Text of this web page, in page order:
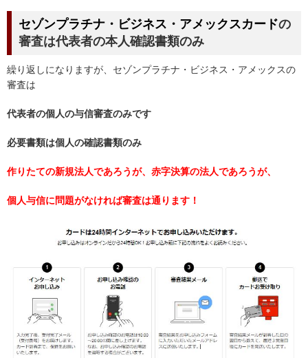
セゾンプラチナ・ビジネス・アメックスカードの
審査は代表者の本人確認書類のみ
繰り返しになりますが、セゾンプラチナ・ビジネス・アメックスの
審査は
代表者の個人の与信審査のみです
必要書類は個人の確認書類のみ
作りたての新規法人であろうが、赤字決算の法人であろうが、
個人与信に問題がなければ審査は通ります！